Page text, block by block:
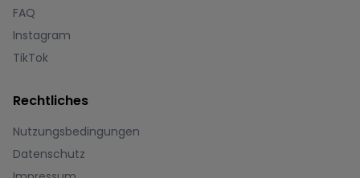
FAQ
Instagram
TikTok
Rechtliches
Nutzungsbedingungen
Datenschutz